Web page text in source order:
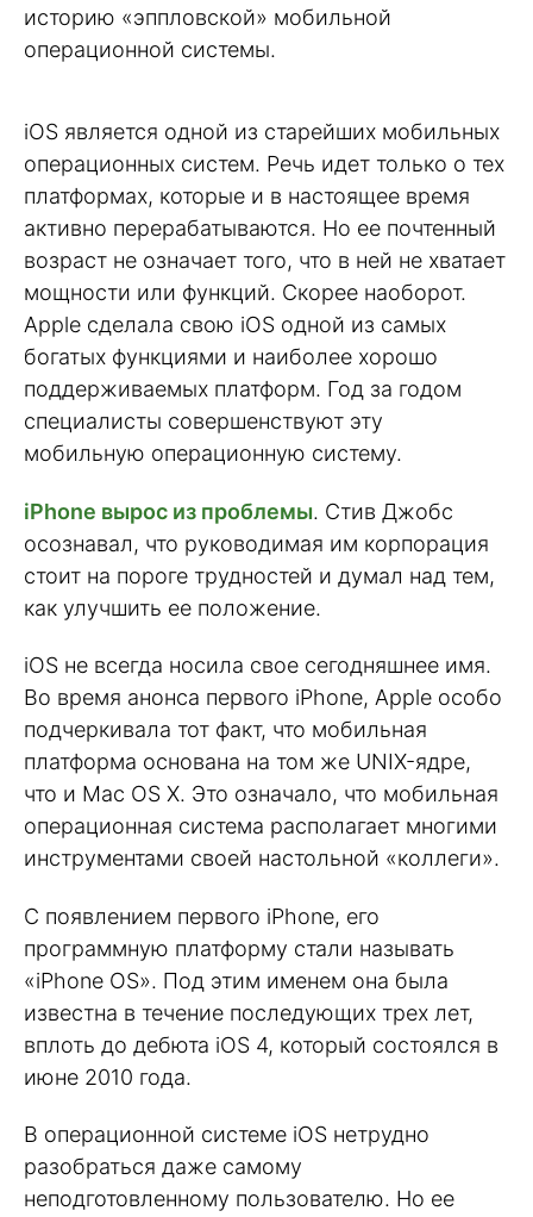
историю «эппловской» мобильной
операционной системы.
iOS является одной из старейших мобильных
операционных систем. Речь идет только о тех
платформах, которые и в настоящее время
активно перерабатываются. Но ее почтенный
возраст не означает того, что в ней не хватает
мощности или функций. Скорее наоборот.
Apple сделала свою iOS одной из самых
богатых функциями и наиболее хорошо
поддерживаемых платформ. Год за годом
специалисты совершенствуют эту
мобильную операционную систему.
iPhone вырос из проблемы. Стив Джобс
осознавал, что руководимая им корпорация
стоит на пороге трудностей и думал над тем,
как улучшить ее положение.
iOS не всегда носила свое сегодняшнее имя.
Во время анонса первого iPhone, Apple особо
подчеркивала тот факт, что мобильная
платформа основана на том же UNIX-ядре,
что и Mac OS X. Это означало, что мобильная
операционная система располагает многими
инструментами своей настольной «коллеги».
С появлением первого iPhone, его
программную платформу стали называть
«iPhone OS». Под этим именем она была
известна в течение последующих трех лет,
вплоть до дебюта iOS 4, который состоялся в
июне 2010 года.
В операционной системе iOS нетрудно
разобраться даже самому
неподготовленному пользователю. Но ее